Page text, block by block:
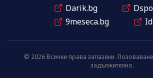
Darik.bg
9meseca.bg
© 2026 Всички права запазени.
задължително.